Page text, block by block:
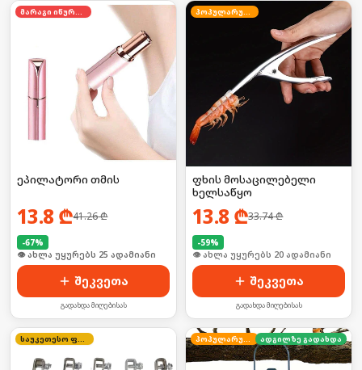
მარაგი იწურება
ეპილატორი თმის
13.8 ₾41.26₾
-67%
🛒 ბოლო 24სთ-ში იყიდა 39-მა
შეკვეთა
გადახდა მიღებისას
პოპულარული
ფხის მოსაცილებელი
ხელსაწყო
13.8 ₾33.74₾
-59%
🛒 ბოლო 24სთ-ში იყიდა 25-მა
შეკვეთა
გადახდა მიღებისას
საუკეთესო ფასი პოპულარული ადგილზე გადახდა